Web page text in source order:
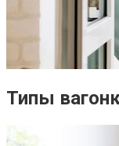
Типы